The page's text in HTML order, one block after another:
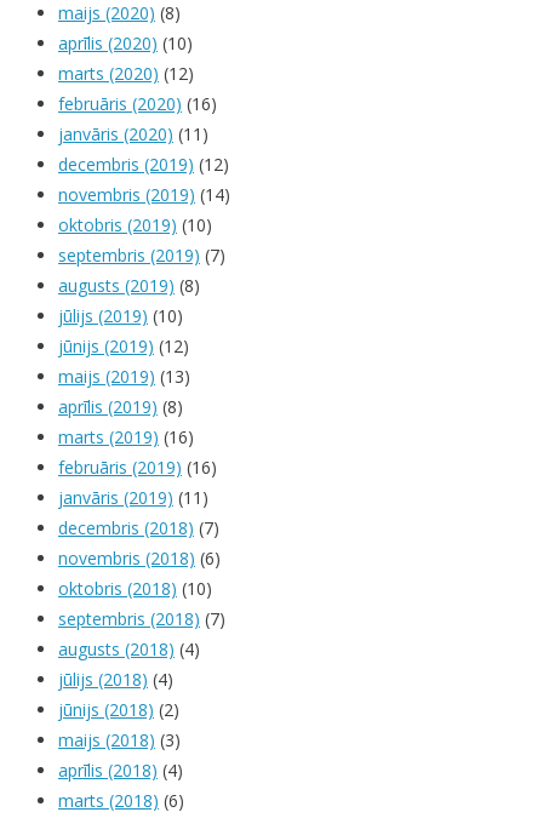
maijs (2020) (8)
aprīlis (2020) (10)
marts (2020) (12)
februāris (2020) (16)
janvāris (2020) (11)
decembris (2019) (12)
novembris (2019) (14)
oktobris (2019) (10)
septembris (2019) (7)
augusts (2019) (8)
jūlijs (2019) (10)
jūnijs (2019) (12)
maijs (2019) (13)
aprīlis (2019) (8)
marts (2019) (16)
februāris (2019) (16)
janvāris (2019) (11)
decembris (2018) (7)
novembris (2018) (6)
oktobris (2018) (10)
septembris (2018) (7)
augusts (2018) (4)
jūlijs (2018) (4)
jūnijs (2018) (2)
maijs (2018) (3)
aprīlis (2018) (4)
marts (2018) (6)